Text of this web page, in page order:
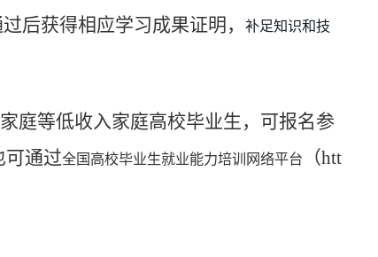
过后获得相应学习成果证明， 补足知识和技
庭等低收入家庭高校毕业生，可报名参
可通过全国高校毕业生就业能力培训网络平台 （htt